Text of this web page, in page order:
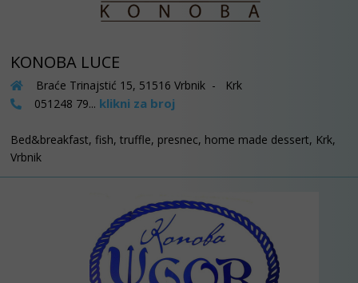
KONOBA LUCE
Braće Trinajstić 15, 51516 Vrbnik - Krk
051248 79... klikni za broj
Bed&breakfast, fish, truffle, presnec, home made dessert, Krk,
Vrbnik